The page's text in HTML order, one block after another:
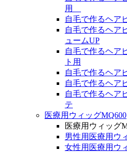
用
自毛で作るヘア
自毛で作るヘア
ュームUP
自毛で作るヘア
ト用
自毛で作るヘア
自毛で作るヘア
自毛で作るヘア
テ
医療用ウィッグMQ600
医療用ウィッグ
男性用医療用ウ
女性用医療用ウ